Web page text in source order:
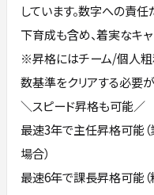
しています。数字への責
下育成も含め、着実なキ
※昇格にはチーム/個人粗
数基準をクリアする必要が
＼スピード昇格も可能／
最速3年で主任昇格可能
場合）
最速6年で課長昇格可能（